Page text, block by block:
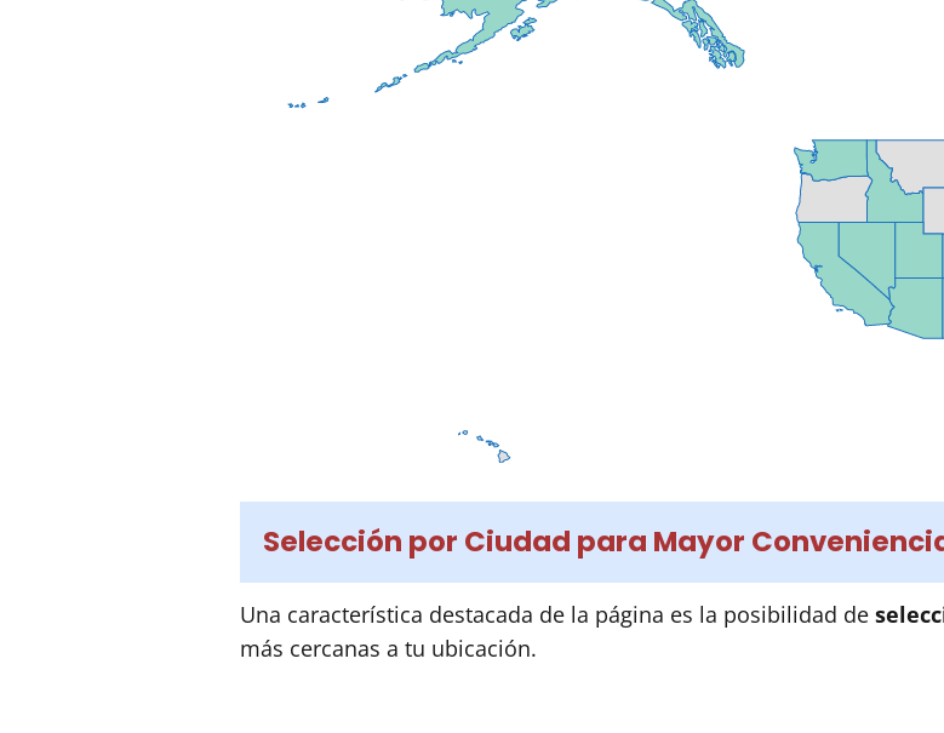
Selección por Ciudad para Mayor
Una característica destacada de la página es la posibilidad de
más cercanas a tu ubicación.